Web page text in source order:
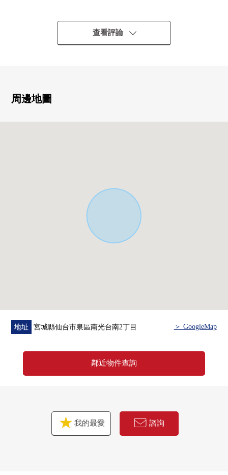
・年租金24,756,000日圆
・預測投資報酬率7.9%
※買賣以後，和條件承辦簽訂做賣主作為招牌使用費支付
※表面投資報酬率是年租金收入總和(含共益費)占房屋總價
○"南光台南3丁目北"停(市營)停歩3分約180m
○業務超市南光台商店步行1分鐘的約20m
○Lawson仙台南光台東1丁目商店步行2分鐘的約160m
○7-Eleven仙台南光台7丁目商店步行3分鐘的約170m
查看評論
周邊地圖
地址 宮城縣仙台市泉區南光台南2丁目 ＞ GoogleMap
鄰近物件查詢
我的最愛 諮詢